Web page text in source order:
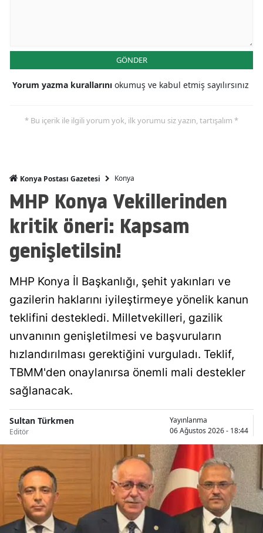
Manisa
Kahramanmaraş
Muğla
Niğde
Samsun
Siirt
Sinop
Sivas
Tokat
Trabzon
Tunceli
Şanlıurfa
Uşak
GÖNDER
Yorum yazma kurallarını okumuş ve kabul etmiş sayılırsınız
* Bu içerik ile ilgili yorum yok, ilk yorumu siz yazın, tartışalım *
Konya Postası Gazetesi Konya
MHP Konya Vekillerinden
kritik öneri: Kapsam
genişletilsin!
MHP Konya İl Başkanlığı, şehit yakınları ve
gazilerin haklarını iyileştirmeye yönelik kanun
teklifini destekledi. Milletvekilleri, gazilik
unvanının genişletilmesi ve başvuruların
hızlandırılması gerektiğini vurguladı. Teklif,
TBMM'den onaylanırsa önemli mali destekler
sağlanacak.
Sultan Türkmen
Editör
Yayınlanma
06 Ağustos 2026 - 18:44